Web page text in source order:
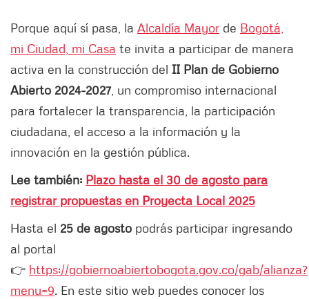
Porque aquí sí pasa, la Alcaldía Mayor de Bogotá,
mi Ciudad, mi Casa te invita a participar de manera
activa en la construcción del II Plan de Gobierno
Abierto 2024-2027 , un compromiso internacional
para fortalecer la transparencia, la participación
ciudadana, el acceso a la información y la
innovación en la gestión pública.
Lee también: Plazo hasta el 30 de agosto para
registrar propuestas en Proyecta Local 2025
Hasta el 25 de agosto podrás participar ingresando
al portal
👉 https://gobiernoabiertobogota.gov.co/gab/alianza?
menu=9. En este sitio web puedes conocer los